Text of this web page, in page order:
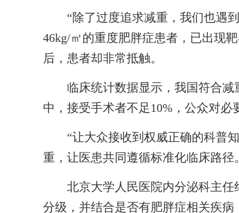
“除了过度追求减重，我们也遇到
46kg/㎡的重度肥胖症患者，已出现
后，患者却非常抵触。
临床统计数据显示，我国符合减
中，接受手术者不足10%，公众对必
“让大众接收到权威正确的科普知
重，让医患共同遵循标准化临床路径
北京大学人民医院内分泌科主任
分级，并结合是否有肥胖症相关疾